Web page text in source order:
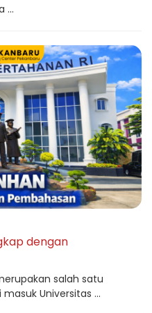
...
dengan
salah satu
Universitas ...